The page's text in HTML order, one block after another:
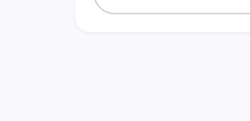
Administración